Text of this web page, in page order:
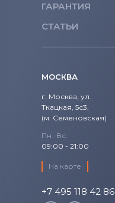
ГАРАНТИЯ
СТАТЬИ
МОСКВА
г. Москва, ул.
Ткацкая, 5с3,
(м. Семеновская)
Пн.-Вс.
09:00 - 21:00
На карте
+7 495 118 42 86